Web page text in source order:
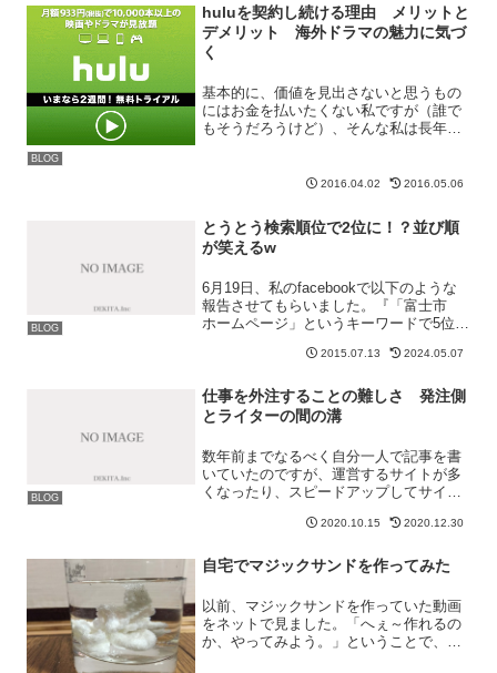
「？」な職員がいると、悪い印象...
BLOG
huluを契約し続ける理由 メリットと
デメリット 海外ドラマの魅力に気づ
く
基本的に、価値を見出さないと思うもの
にはお金を払いたくない私ですが（誰で
もそうだろうけど）、そんな私は長年
けです。では、huluの良い所と悪い所を
2016.04.02 2016.05.06
BLOG
とうとう検索順位で2位に！？並び順
が笑えるw
6月19日、私のfacebookで以下のような
報告させてもらいました。『「富士市
ホームページ」というキーワードで5位に
市 ホームページ」というキーワードで
まし...
2015.07.13 2024.05.07
BLOG
仕事を外注することの難しさ 発注側
とライターの間の溝
数年前までなるべく自分一人で記事を書
いていたのですが、運営するサイトが多
くなったり、スピードアップしてサイト
ても手が足りなくなります。そこでここ
で、そのほかのコンテンツは...
2020.10.15 2020.12.30
自宅でマジックサンドを作ってみた
以前、マジックサンドを作っていた動画
をネットで見ました。「へぇ～作れるの
か、やってみよう。」ということで、今